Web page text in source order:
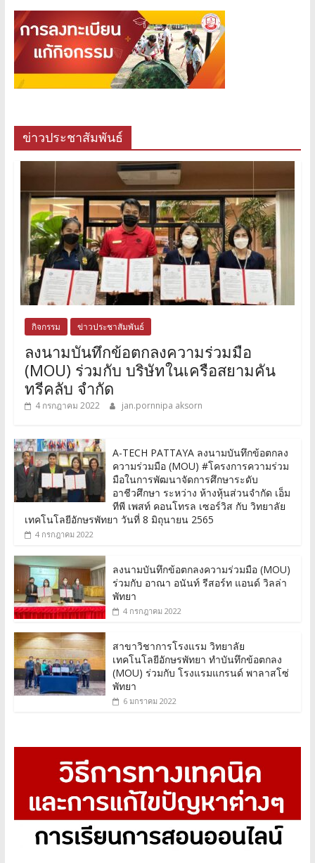
ข่าวประชาสัมพันธ์
กิจกรรม ข่าวประชาสัมพันธ์
ลงนามบันทึกข้อตกลงความร่วมมือ
(MOU) ร่วมกับ บริษัทในเครือสยามคัน
ทรีคลับ จำกัด
4 กรกฎาคม 2022 jan.pornnipa aksorn
A-TECH PATTAYA ลงนามบันทึกข้อตกลง
ความร่วมมือ (MOU) #โครงการความร่วม
มือในการพัฒนาจัดการศึกษาระดับ
อาชีวศึกษา ระหว่าง ห้างหุ้นส่วนจำกัด เอ็ม
ทีพี เพสท์ คอนโทรล เซอร์วิส กับ วิทยาลัย
เทคโนโลยีอักษรพัทยา วันที่ 8 มิถุนายน 2565
4 กรกฎาคม 2022
ลงนามบันทึกข้อตกลงความร่วมมือ (MOU)
ร่วมกับ อาณา อนันท์ รีสอร์ท แอนด์ วิลล่า
พัทยา
4 กรกฎาคม 2022
สาขาวิชาการโรงแรม วิทยาลัย
เทคโนโลยีอักษรพัทยา ทำบันทึกข้อตกลง
(MOU) ร่วมกับ โรงแรมแกรนด์ พาลาสโซ่
พัทยา
6 มกราคม 2022